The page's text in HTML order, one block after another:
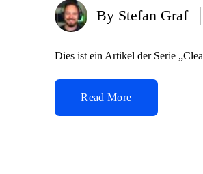
Posted
by
By Stefan Graf
Dies ist ein Artikel der Serie
Read More